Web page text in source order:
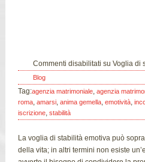
Commenti disabilitati su Voglia di
Blog
Tag:agenzia matrimoniale ,agenzia
roma ,amarsi ,anima gemella ,emotività ,
iscrizione ,stabilità
La voglia di stabilità emotiva può
della vita; in altri termini non esiste